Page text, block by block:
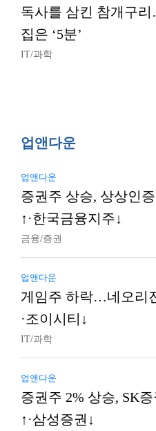
독사를 삼킨 참개구
집은 ‘5분’
IT/과학
업앤다운
업앤다운
증권주 상승, 상상인증
↑·한국금융지주↓
금융/증권
업앤다운
게임주 하락…네오리
·조이시티↓
IT/과학
업앤다운
증권주 2% 상승, SK증
↑·삼성증권↓